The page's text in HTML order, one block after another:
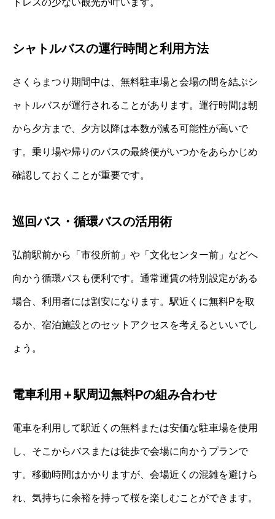
シャトルバスの運行時間と利用方法
さくらまつり期間中は、無料駐車場と会場の間を結ぶシ
ャトルバスが運行されることがあります。運行時間は朝
から夕方まで、夕方以降は本数が減る可能性が高いで
す。乗り場や帰りのバスの最終便がいつかをあらかじめ
確認しておくことが重要です。
巡回バス・循環バスの活用術
弘前駅前から「市役所前」や「文化センター前」などへ
向かう循環バスも便利です。通常運賃の特別設定がある
場合、利用者には割安になります。駅近くに無料Pを取
るか、宿泊施設とのセットアクセスを考えるといいでし
ょう。
電車利用＋駅周辺無料Pの組み合わせ
電車を利用して駅近くの無料または安価な駐車場を使用
し、そこからバスまたは徒歩で会場に向かうプランで
す。移動時間はかかりますが、会場近くの混雑を避けら
れ、気持ちに余裕を持って桜を楽しむことができます。